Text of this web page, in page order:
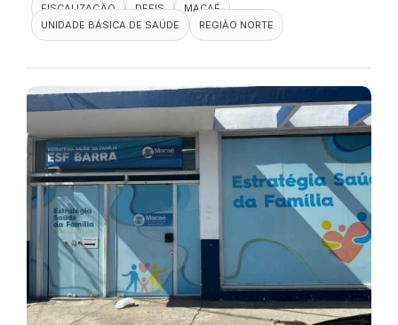
FISCALIZAÇÃO DEFIS
MACAÉ
UNIDADE BÁSICA DE SAÚDE
REGIÃO NORTE